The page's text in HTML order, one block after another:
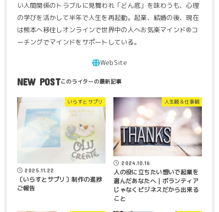
い人間関係のトラブルに見舞われ「どん底」を味わうも、心理
の学びを活かして半年で人生を再起動。起業、結婚の後、現在
は熊本へ移住しオンラインで世界中の人へお気楽マインド®コ
ーチングでマインドをサポートしている。
NEW POST
いらすとサプリ
2025.11.22
〔いらすとサプリ〕制作の進捗
ご報告
人生観＆仕事観
2024.10.16
人の役に立ちたい想いで起業を
選んだあなたへ｜ボランティア
じゃなくビジネスだから出来る
こと